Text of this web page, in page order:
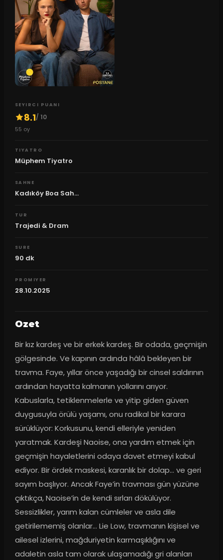
SEYIRCI PUANI
8.1/ 10
55 oy
TIYATRO
Müphem Tiyatro
SAHNE
Kadıköy Boa Sah...
TUR
Trajedi & Dram
SURE
90 dk
PROMIYER
28.10.2025
Ozet
Bir kız kardeş ve bir erkek kardeş. Bir odada, geçmişin
gölgesinde. Ve kapının ardında hâlâ bekleyen bir
travma. Faye, yıllar önce yaşadığı bir cinsel saldırının
ardından hayatta kalmanın yollarını arıyor.
Kabuslarla, tetiklenmelerle ve yitip giden güven
duygusuyla örülü yaşamı, onu radikal bir karara
sürüklüyor: Korkusunu, kendi elleriyle yeniden
yaratmak. Kardeşi Naoise, ona yardım etmek için
geçmişin hayaletlerini odaya davet etmeyi kabul
ediyor. Bir ördek maskesi, karanlık bir dolap… ve geri
sayım başlıyor. Ancak Faye’in travması gün yüzüne
çıktıkça, Naoise’in de kendi sırları dökülüyor.
Sessizlikler, yarım kalan cümleler ve asla dile
getirilememiş olanlar… Lie Low, travmanın kişisel ve
ailesel izlerini, mağduriyetin karmaşıklığını ve
adaletin asla tam olarak ulaşamadığı gri alanları